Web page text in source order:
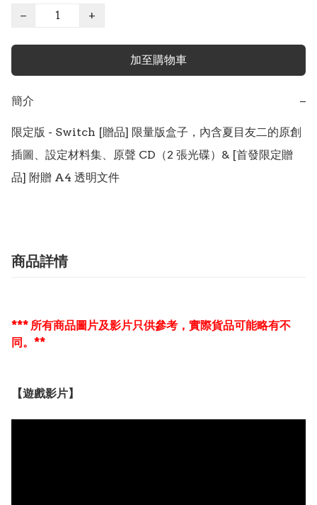
−
+
加至購物車
簡介 −
限定版 - Switch [贈品] 限量版盒子，內含夏目友二的原創
插圖、設定材料集、原聲 CD（2 張光碟）& [首發限定贈
品] 附贈 A4 透明文件
商品詳情
*** 所有商品圖片及影片只供參考，實際貨品可能略有不
同。**
【遊戲影片】